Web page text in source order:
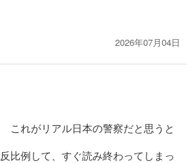
じられ、なんとか最後まで読み切っ
読書体験となった。
2026年07月04日
れがリアル日本の警察だと思うと
比例して、すぐ読み終わってしまっ